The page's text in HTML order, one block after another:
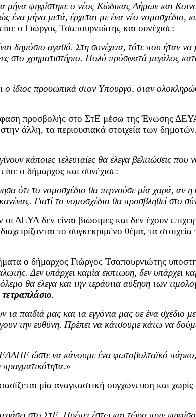
μήνα ψηφίστηκε ο νέος Κώδικας Δήμων και
μήνα μετά, έρχεται με ένα νέο νομοσχέδιο,
είπε ο Γιώργος Τσαπουρνιώτης και συνέχισε:
δημόσιο αγαθό. Στη συνέχεια, τότε που ήταν
στο χρηματιστήριο. Πολύ πρόσφατά μεγάλος
ίδιος προσωπικά στον Υπουργό, όταν
προσβολής στο ΣτΕ μέσω της Ένωσης
άλλη, τα περιουσιακά στοιχεία των
κάποιες τελευταίες θα έλεγα βελτιώσεις
είπε ο δήμαρχος και συνέχισε:
ότι το νομοσχέδιο θα περνούσε μία χαρά, αν η
Γιατί το νομοσχέδιο θα προσβληθεί στο
ΔΕΥΑ δεν είναι βιώσιμες και δεν έχουν
το συγκεκριμένο θέμα, τα
ο δήμαρχος Γιώργος Τσαπουρνιώτης
Δεν υπάρχει καμία έκπτωση, δεν υπάρχει
θα έλεγα και την τεράστια αύξηση των
.
παιδιά μας και τα εγγόνια μας σε ένα σχέδιο
την ευθύνη. Πρέπει να κάτσουμε κάτω να
ώστε να κάνουμε ένα φωτοβολταϊκό
μία αναγκαστική συγχώνευση και